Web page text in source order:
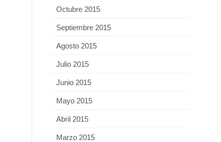
Octubre 2015
Septiembre 2015
Agosto 2015
Julio 2015
Junio 2015
Mayo 2015
Abril 2015
Marzo 2015